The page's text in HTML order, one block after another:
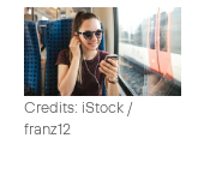
Credits: iStock /
franz12